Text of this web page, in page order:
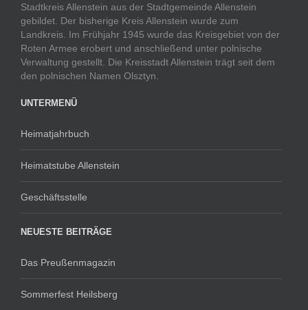
Stadtkreis Allenstein aus der Stadtgemeinde Allenstein
gebildet. Der bisherige Kreis Allenstein wurde zum
Landkreis. Im Frühjahr 1945 wurde das Kreisgebiet von der
Roten Armee erobert und anschließend unter polnische
Verwaltung gestellt. Die Kreisstadt Allenstein trägt seit dem
den polnischen Namen Olsztyn.
UNTERMENÜ
Heimatjahrbuch
Heimatstube Allenstein
Geschäftsstelle
NEUESTE BEITRÄGE
Das Preußenmagazin
Sommerfest Heilsberg